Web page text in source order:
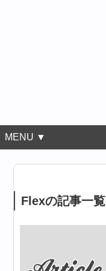
MENU ▼
Flexの記事一覧